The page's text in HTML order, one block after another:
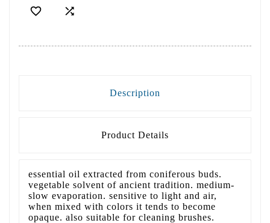
 
Description
Product Details
essential oil extracted from coniferous buds.
vegetable solvent of ancient tradition. medium-
slow evaporation. sensitive to light and air,
when mixed with colors it tends to become
opaque. also suitable for cleaning brushes.